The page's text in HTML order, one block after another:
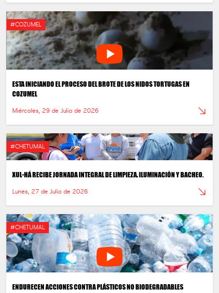
#COZUMEL
ESTA INICIANDO EL PROCESO DEL BROTE DE LOS NIDOS TORTUGAS EN
COZUMEL
Miércoles, 29 de Julio de 2026
#CHETUMAL
XUL-HÁ RECIBE JORNADA INTEGRAL DE LIMPIEZA, ILUMINACIÓN Y BACHEO.
Lunes, 27 de Julio de 2026
#CHETUMAL
ENDURECEN ACCIONES CONTRA PLÁSTICOS NO BIODEGRADABLES